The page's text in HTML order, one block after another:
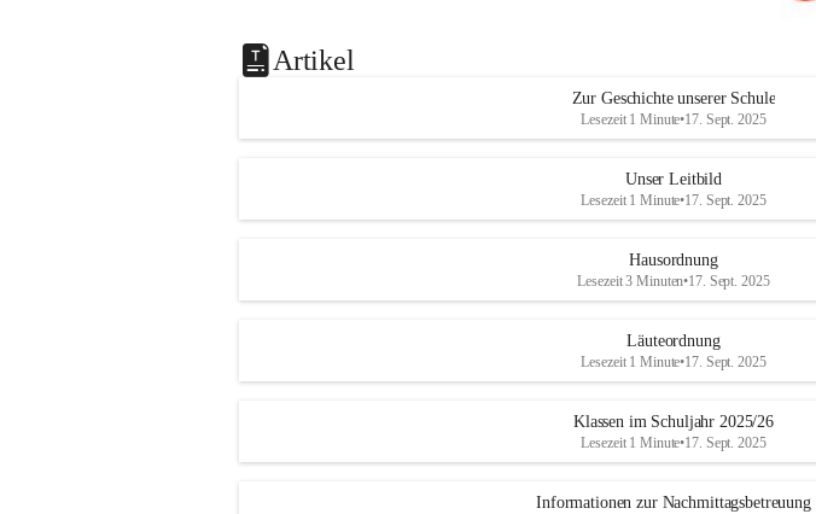
Artikel
Zur Geschichte unserer Schule
Lesezeit 1 Minute•17. Sept. 2025
Unser Leitbild
Lesezeit 1 Minute•17. Sept. 2025
Hausordnung
Lesezeit 3 Minuten•17. Sept. 2025
Läuteordnung
Lesezeit 1 Minute•17. Sept. 2025
Klassen im Schuljahr 2025/26
Lesezeit 1 Minute•17. Sept. 2025
Informationen zur Nachmittagsbetreuung